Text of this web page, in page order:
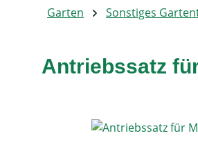
Garten Sonstiges
Antriebssatz
Bildergalerie überspringen